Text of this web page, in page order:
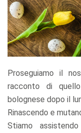
Proseguiamo il
racconto di
bolognese dopo il
Rinascendo e
Stiamo